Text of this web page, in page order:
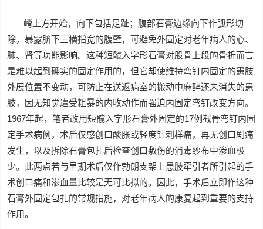
嵴上方开始，向下包括足趾；腹部石膏边缘向下作弧形切
除，暴露脐下三横指宽的腹壁，可避免外固定对老年病人的心、
肺、肾等功能影响。这种短髋入字形石膏对股骨上段的骨折而言
是难以起到确实的固定作用的，但它却使维持弯钉内固定的患肢
外展位置不变动，可防止在送返病室的搬动中麻醉还未消失的患
肢，因无知觉遭受粗暴的内收动作而强迫内固定弯钉改变方向。
1967年起，笔者改用短髋入字形石膏外固定的17例截骨弯钉内固
定手术病例，术后仅感创口酸胀或轻度针刺样痛，再无创口剧痛
发生，以及拆除石膏包扎后检查创口敷伤的消毒纱布中渗血极
少。此两点若与早期术后仅作勃朗支架上患肢牵引者所引起的手
术创口痛和渗血量比较是无可比拟的。因此，手术后立即作这种
石膏外固定包扎的常规措施，对老年病人的康复起到重要的支持
作用。